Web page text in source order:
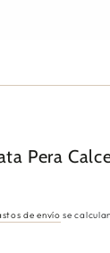
Pera
de envío se